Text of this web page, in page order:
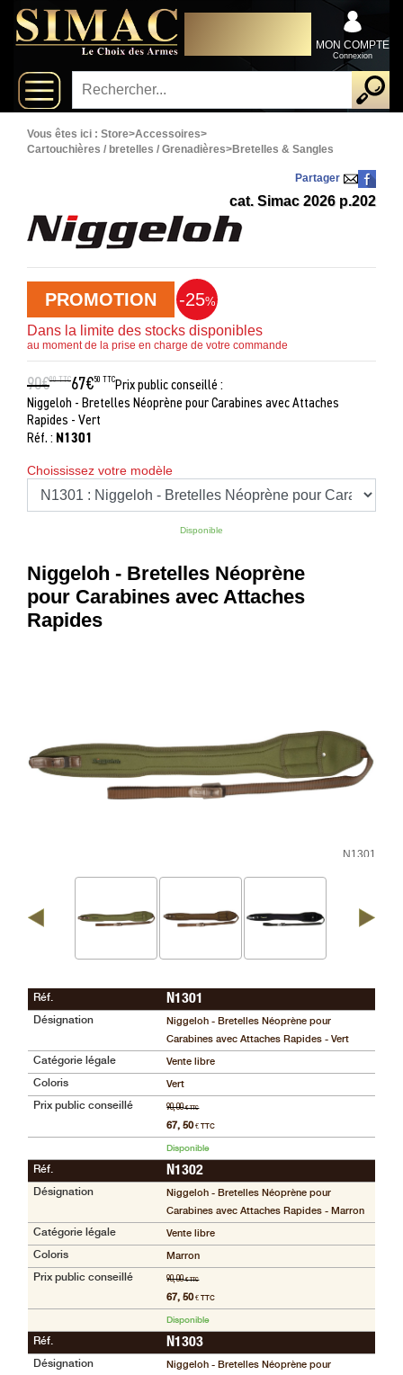
Arrivages
Nouveautés
Promotions
Top
ventes
Fusils-
chasse
‣
Armes
Grande
Chasse
‣
Fusils‣
Armes
De Tir‣
Optiques
‣
Défense
‣
Montages
‣
Accueil
Marques
Téléchargement
Extension
de
Garantie
Fair
Contacts
Mon
compte
accueil
mes
favoris
xFermer
MON COMPTE
Connexion
Vous êtes ici : Store>Accessoires>
Cartouchières / bretelles / Grenadières>Bretelles & Sangles
Niggeloh - Bretelles Néoprène
pour Carabines avec Attaches
Rapides
N1301
Réf.
N1301
Désignation
Niggeloh - Bretelles Néoprène pour
Carabines avec Attaches Rapides - Vert
Catégorie légale Vente libre
Coloris Vert
Prix public conseillé 90, 00€ TTC
67, 50€ TTC
Disponible
Réf.
N1302
Désignation
Niggeloh - Bretelles Néoprène pour
Carabines avec Attaches Rapides - Marron
Catégorie légale Vente libre
Coloris Marron
Prix public conseillé 90, 00€ TTC
67, 50€ TTC
Disponible
Réf.
N1303
Désignation
Niggeloh - Bretelles Néoprène pour
Partager
cat. Simac 2026 p.202
PROMOTION -25%
Dans la limite des stocks disponibles
au moment de la prise en charge de votre commande
Prix public conseillé :
67€50 TTC
90€00 TTC
Niggeloh - Bretelles Néoprène pour Carabines avec Attaches
Rapides - Vert
Réf. : N1301
Choississez votre modèle
Disponible